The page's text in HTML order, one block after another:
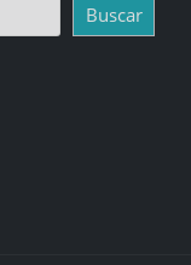
Buscar